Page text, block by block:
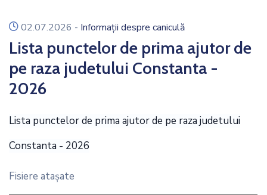
icon
02.07.2026 - Informații despre caniculă
Lista punctelor de prima ajutor de
pe raza judetului Constanta -
2026
Lista punctelor de prima ajutor de pe raza judetului
Constanta - 2026
Fisiere ataşate